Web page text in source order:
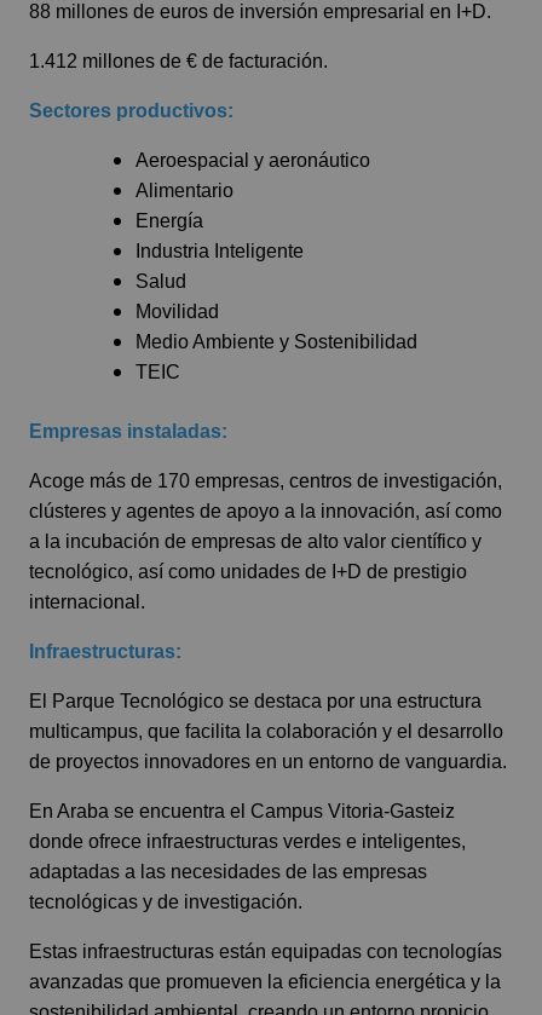
88 millones de euros de inversión empresarial en I+D.
1.412 millones de € de facturación.
Sectores productivos:
Aeroespacial y aeronáutico
Alimentario
Energía
Industria Inteligente
Salud
Movilidad
Medio Ambiente y Sostenibilidad
TEIC
Empresas instaladas:
Acoge más de 170 empresas, centros de investigación,
clústeres y agentes de apoyo a la innovación, así como
a la incubación de empresas de alto valor científico y
tecnológico, así como unidades de I+D de prestigio
internacional.
Infraestructuras:
El Parque Tecnológico se destaca por una estructura
multicampus, que facilita la colaboración y el desarrollo
de proyectos innovadores en un entorno de vanguardia.
En Araba se encuentra el Campus Vitoria-Gasteiz
donde ofrece infraestructuras verdes e inteligentes,
adaptadas a las necesidades de las empresas
tecnológicas y de investigación.
Estas infraestructuras están equipadas con tecnologías
avanzadas que promueven la eficiencia energética y la